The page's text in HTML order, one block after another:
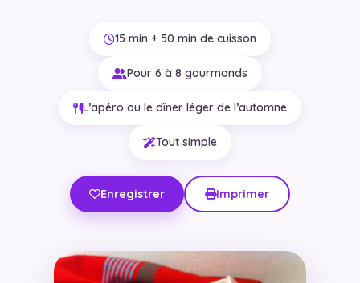
15 min + 50 min de cuisson
Pour 6 à 8 gourmands
L’apéro ou le dîner léger de l’automne
Tout simple
Enregistrer Imprimer